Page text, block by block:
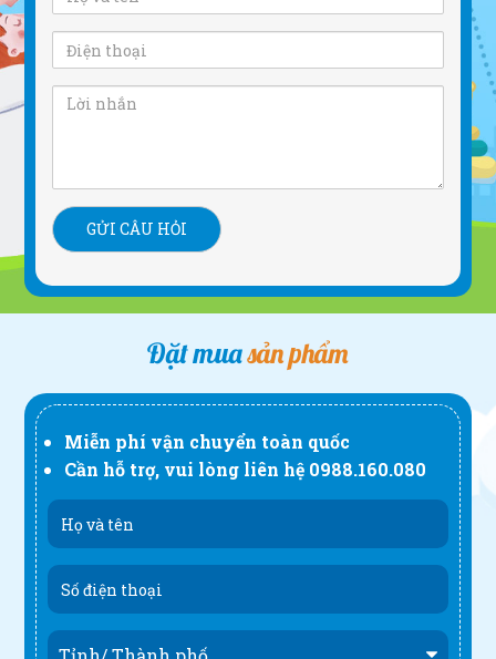
Đặt muasản phẩm
Miễn phí vận chuyển toàn quốc
Cần hỗ trợ, vui lòng liên hệ 0988.160.080